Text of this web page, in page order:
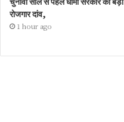
रोजगार दांव,
1 hour ago